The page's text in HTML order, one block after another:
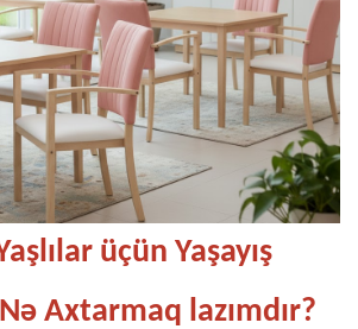
üçün Yaşayış
Axtarmaq lazımdır?